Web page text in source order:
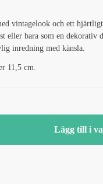
vintagelook och ett
eller bara som en
inredning med känsla.
11,5 cm.
Lägg till i